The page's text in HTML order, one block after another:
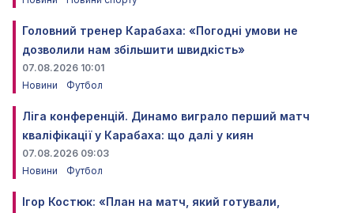
Головний тренер Карабаха: «Погодні умови не
дозволили нам збільшити швидкість»
07.08.2026 10:01
Новини
Футбол
Ліга конференцій. Динамо виграло перший матч
кваліфікації у Карабаха: що далі у киян
07.08.2026 09:03
Новини
Футбол
Ігор Костюк: «План на матч, який готували,